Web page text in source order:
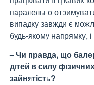
паралельно
випадку завжди є
будь-якому напрямку,
– Чи правда, що
дітей в силу
зайнятість?